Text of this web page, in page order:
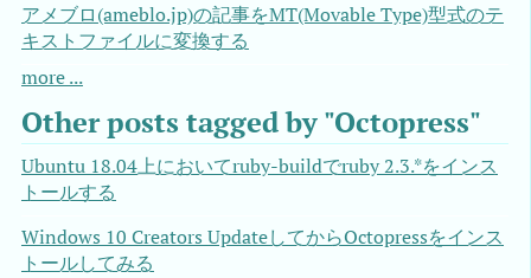
アメブロ(ameblo.jp)の記事をMT(Movable Type)型式のテ
キストファイルに変換する
more ...
Other posts tagged by "Octopress"
Ubuntu 18.04上においてruby-buildでruby 2.3.*をインス
トールする
Windows 10 Creators UpdateしてからOctopressをインス
トールしてみる